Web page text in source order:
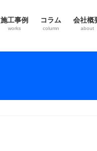
施工事例
works
コラム
column
会社概
about